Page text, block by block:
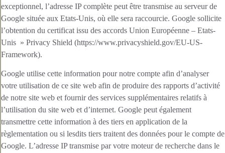
exceptionnel, l’adresse IP complète peut être transmise au serveur de
Google située aux Etats-Unis, où elle sera raccourcie. Google sollicite
l’obtention du certificat issu des accords Union Européenne – Etats-
Unis » Privacy Shield (https://www.privacyshield.gov/EU-US-
Framework).
Google utilise cette information pour notre compte afin d’analyser
votre utilisation de ce site web afin de produire des rapports d’activité
de notre site web et fournir des services supplémentaires relatifs à
l’utilisation du site web et d’internet. Google peut également
transmettre cette information à des tiers en application de la
règlementation ou si lesdits tiers traitent des données pour le compte de
Google. L’adresse IP transmise par votre moteur de recherche dans le